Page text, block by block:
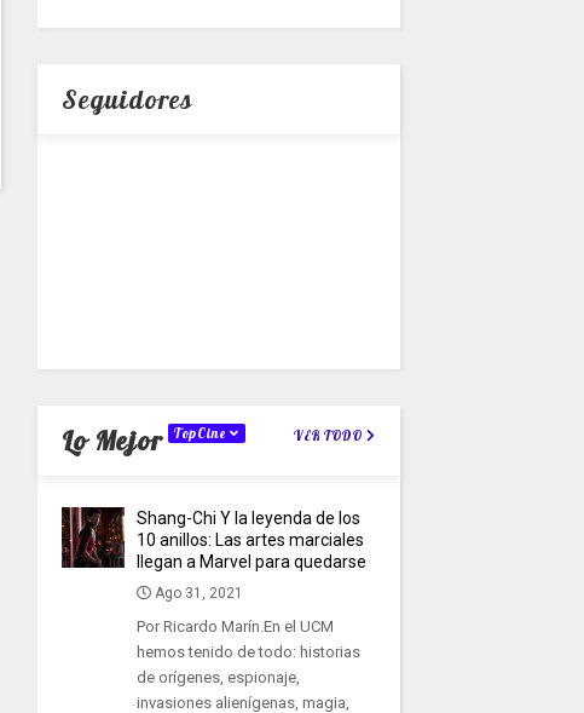
Seguidores
Lo Mejor TopCine VER TODO
Shang-Chi Y la leyenda de los
10 anillos: Las artes marciales
llegan a Marvel para quedarse
Ago 31, 2021
Por Ricardo Marín.En el UCM
hemos tenido de todo: historias
de orígenes, espionaje,
invasiones alienígenas, magia,